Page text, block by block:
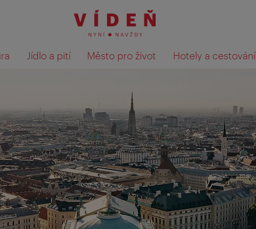
Jídlo a pití Město pro život Hotely a cestování